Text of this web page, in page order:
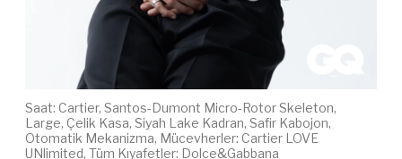
Saat: Cartier, Santos-Dumont Micro-Rotor Skeleton,
Large, Çelik Kasa, Siyah Lake Kadran, Safir Kabojon,
Otomatik Mekanizma, Mücevherler: Cartier LOVE
UNlimited, Tüm Kıyafetler: Dolce&Gabbana